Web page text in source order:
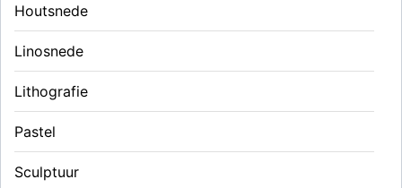
Houtsnede
Linosnede
Lithografie
Pastel
Sculptuur